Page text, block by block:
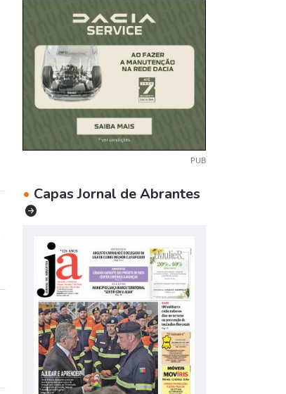
PUB
• Capas Jornal de Abrantes